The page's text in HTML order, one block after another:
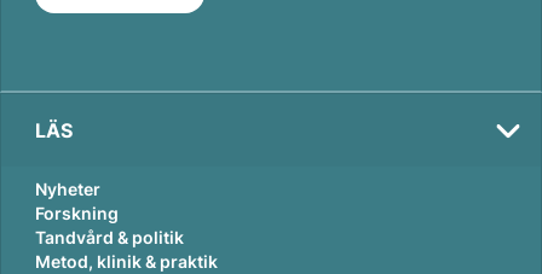
Val
n
k
LÄS
Nyheter
Forskning
Tandvård & politik
Metod, klinik & praktik